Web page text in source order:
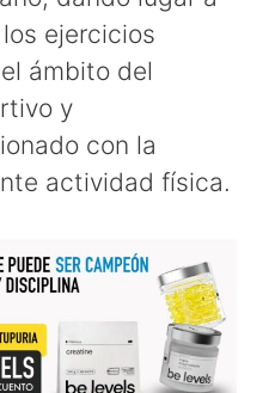
ejercicios
ámbito del
y
con la
actividad física.